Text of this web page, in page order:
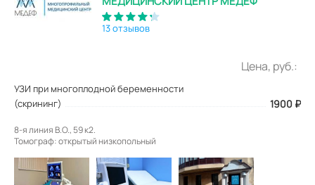
13 отзывов
Цена, руб.:
УЗИ при многоплодной беременности
(скрининг)
1900 ₽
8-я линия В.О., 59 к2.
Томограф: открытый низкопольный